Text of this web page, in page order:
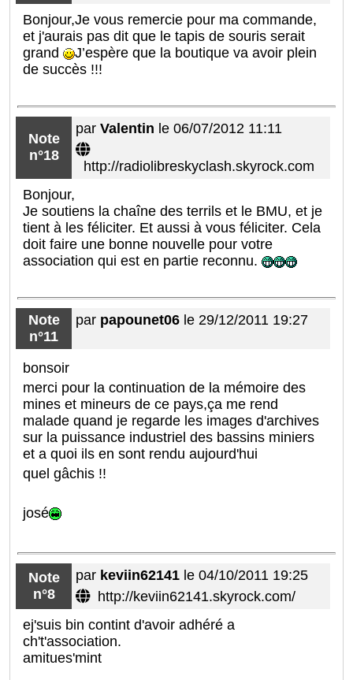
Bonjour,Je vous remercie pour ma commande,
et j'aurais pas dit que le tapis de souris serait
grand
J’espère que la boutique va avoir plein
de succès !!!
Note
n°18
parValentin le 06/07/2012 11:11
http://radiolibreskyclash.skyrock.com
Bonjour,
Je soutiens la chaîne des terrils et le BMU, et je
tient à les féliciter. Et aussi à vous féliciter. Cela
doit faire une bonne nouvelle pour votre
association qui est en partie reconnu.
Note
n°11
par papounet06 le 29/12/2011 19:27
bonsoir
merci pour la continuation de la mémoire des
mines et mineurs de ce pays,ça me rend
malade quand je regarde les images d'archives
sur la puissance industriel des bassins miniers
et a quoi ils en sont rendu aujourd'hui
quel gâchis !!
josé
Note
n°8
par keviin62141 le 04/10/2011 19:25
http://keviin62141.skyrock.com/
ej'suis bin contint d'avoir adhéré a
ch't'association.
amitues'mint